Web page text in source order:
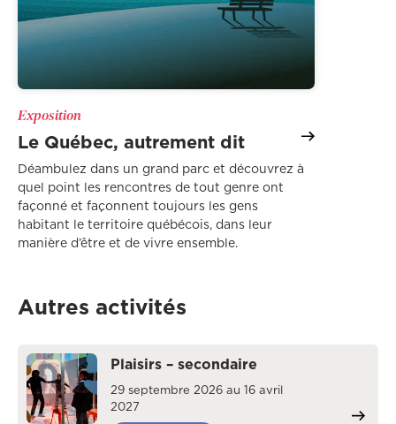
Exposition
Le Québec, autrement dit
Déambulez dans un grand parc et découvrez à
quel point les rencontres de tout genre ont
façonné et façonnent toujours les gens
habitant le territoire québécois, dans leur
manière d’être et de vivre ensemble.
Autres activités
Plaisirs – secondaire
29 septembre 2026 au 16 avril
2027